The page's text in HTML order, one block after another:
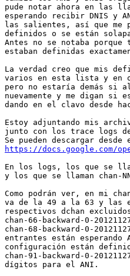
pude notar ahora en las
esperando recibir DNIS y
las salientes, así que me
definidos o se están
Antes no se notaba
estaban definidas
La verdad creo que mis
varios en esta lista y en
pero no estaría demás si
nuevamente y me digan si
dando en el clavo desde
Estoy adjuntando mis
junto con los trace logs del
https://docs.google.com/
En los logs, los que se
y los que se llaman chan-
Como podrán ver, en mi
va de la 49 a la 63 y las
respectivos dchan
chan-66-backward-0-
chan-68-backward-0-
entrantes están
configuración están
chan-91-backward-0-
dígitos para el ANI.